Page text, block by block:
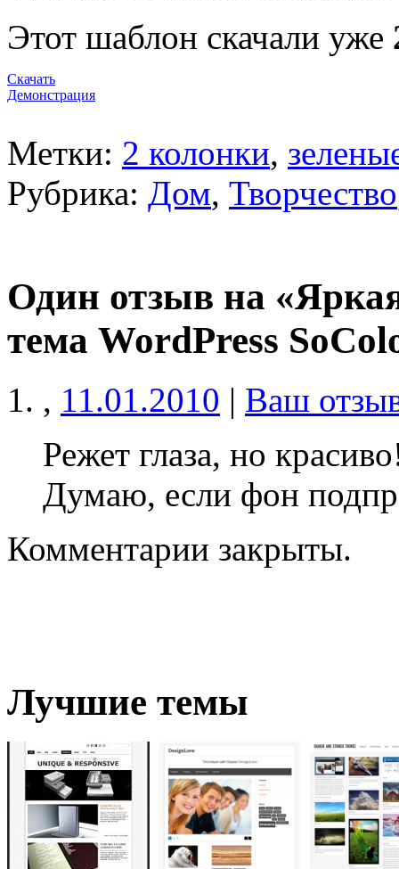
Этот шаблон скачали уже
Скачать
Демонстрация
Метки: 2 колонки,
Рубрика: Дом, Творчество
Один отзыв на
тема WordPress
, 11.01.2010 | Ваш
Режет глаза, но
Думаю, если фон
Комментарии закрыты.
Лучшие темы